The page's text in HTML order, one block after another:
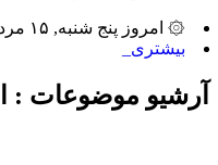
۞ امروز پنج شنبه, ۱۵ مرداد , ۱۴۰۵ ساعت ۱۷:۴۳:۱۷
بیشترین تعداد سخنرانان،_
آرشیو موضوعات :